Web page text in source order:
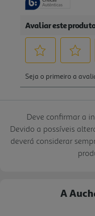
Deve confirmar a
Devido a possíveis
deverá considerar
A